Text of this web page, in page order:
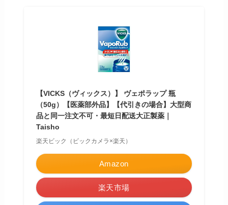
【VICKS（ヴィックス）】 ヴェポラップ 瓶
（50g）【医薬部外品】【代引きの場合】大型商
品と同一注文不可・最短日配送大正製薬｜
Taisho
楽天ビック（ビックカメラ×楽天）
Amazon
楽天市場